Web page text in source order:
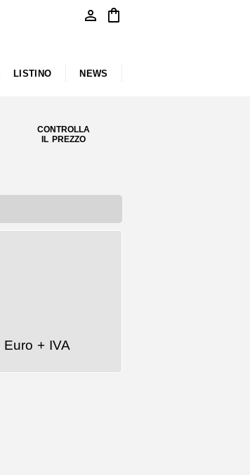
person shopping_bag
LISTINO NEWS
CONTROLLA
IL PREZZO
Euro + IVA